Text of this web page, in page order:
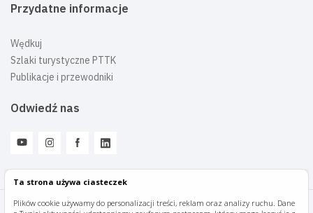
Ta strona używa ciasteczek
Plików cookie używamy do personalizacji treści, reklam oraz analizy ruchu. Dane
Przydatne informacje
Wędkuj
Szlaki turystyczne PTTK
Publikacje i przewodniki
Odwiedź nas